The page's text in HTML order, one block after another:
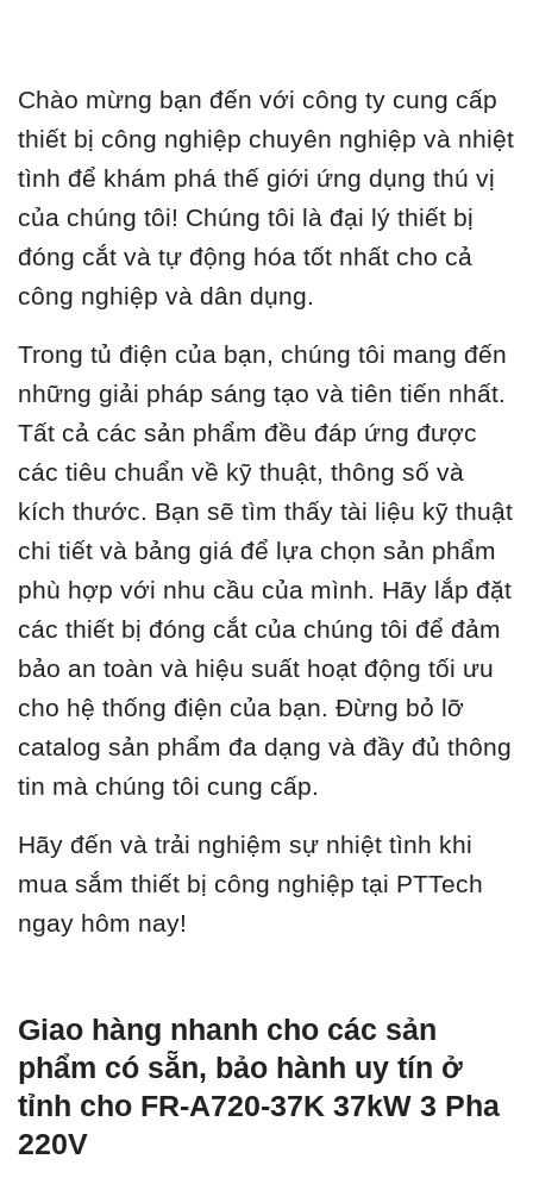
Chào mừng bạn đến với công ty cung cấp
thiết bị công nghiệp chuyên nghiệp và nhiệt
tình để khám phá thế giới ứng dụng thú vị
của chúng tôi! Chúng tôi là đại lý thiết bị
đóng cắt và tự động hóa tốt nhất cho cả
công nghiệp và dân dụng.
Trong tủ điện của bạn, chúng tôi mang đến
những giải pháp sáng tạo và tiên tiến nhất.
Tất cả các sản phẩm đều đáp ứng được
các tiêu chuẩn về kỹ thuật, thông số và
kích thước. Bạn sẽ tìm thấy tài liệu kỹ thuật
chi tiết và bảng giá để lựa chọn sản phẩm
phù hợp với nhu cầu của mình. Hãy lắp đặt
các thiết bị đóng cắt của chúng tôi để đảm
bảo an toàn và hiệu suất hoạt động tối ưu
cho hệ thống điện của bạn. Đừng bỏ lỡ
catalog sản phẩm đa dạng và đầy đủ thông
tin mà chúng tôi cung cấp.
Hãy đến và trải nghiệm sự nhiệt tình khi
mua sắm thiết bị công nghiệp tại PTTech
ngay hôm nay!
Giao hàng nhanh cho các sản
phẩm có sẵn, bảo hành uy tín ở
tỉnh cho FR-A720-37K 37kW 3 Pha
220V